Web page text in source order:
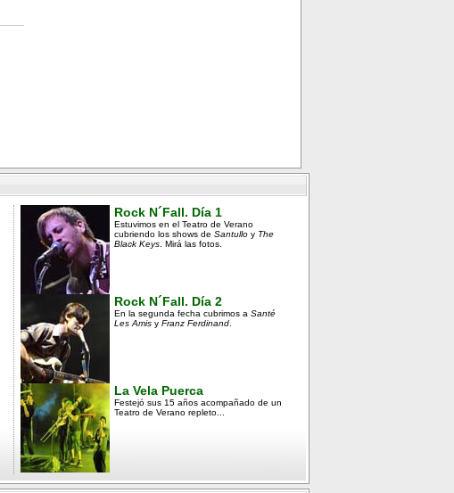
Rock N´Fall. Día 1
Estuvimos en el Teatro de Verano
cubriendo los shows de Santullo y The
Black Keys . Mirá las fotos.
Rock N´Fall. Día 2
En la segunda fecha cubrimos a Santé
Les Amis y Franz Ferdinand
La Vela Puerca
Festejó sus 15 años acompañado de un
Teatro de Verano repleto...